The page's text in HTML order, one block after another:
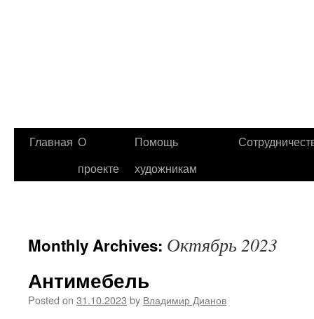
Главная О
проекте
Помощь
художникам
Monthly Archives: Октябрь 2023
Антимебель
Posted on 31.10.2023 by Владимир Дианов